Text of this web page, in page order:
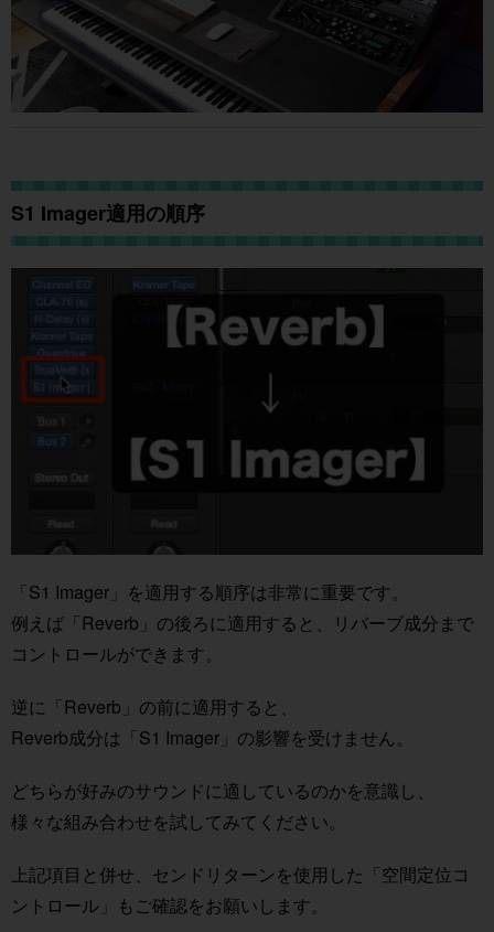
S1 Imager適用の順序
「S1 Imager」を適用する順序は非常に重要です。
例えば「Reverb」の後ろに適用すると、リバーブ成分まで
コントロールができます。
逆に「Reverb」の前に適用すると、
Reverb成分は「S1 Imager」の影響を受けません。
どちらが好みのサウンドに適しているのかを意識し、
様々な組み合わせを試してみてください。
上記項目と併せ、センドリターンを使用した「空間定位コ
ントロール」もご確認をお願いします。